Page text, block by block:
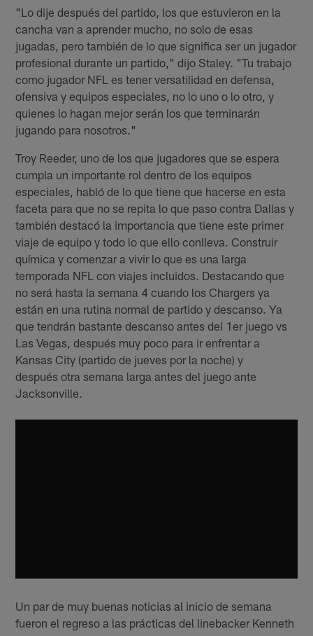
"Lo dije después del partido, los que estuvieron en la
cancha van a aprender mucho, no solo de esas
jugadas, pero también de lo que significa ser un jugador
profesional durante un partido," dijo Staley. "Tu trabajo
como jugador NFL es tener versatilidad en defensa,
ofensiva y equipos especiales, no lo uno o lo otro, y
quienes lo hagan mejor serán los que terminarán
jugando para nosotros."
Troy Reeder, uno de los que jugadores que se espera
cumpla un importante rol dentro de los equipos
especiales, habló de lo que tiene que hacerse en esta
faceta para que no se repita lo que paso contra Dallas y
también destacó la importancia que tiene este primer
viaje de equipo y todo lo que ello conlleva. Construir
química y comenzar a vivir lo que es una larga
temporada NFL con viajes incluidos. Destacando que
no será hasta la semana 4 cuando los Chargers ya
están en una rutina normal de partido y descanso. Ya
que tendrán bastante descanso antes del 1er juego vs
Las Vegas, después muy poco para ir enfrentar a
Kansas City (partido de jueves por la noche) y
después otra semana larga antes del juego ante
Jacksonville.
Un par de muy buenas noticias al inicio de semana
fueron el regreso a las prácticas del linebacker Kenneth